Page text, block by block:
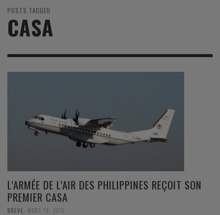
POSTS TAGGED
CASA
L’ARMÉE DE L’AIR DES PHILIPPINES REÇOIT SON
PREMIER CASA
BREVE MARS 19, 2015